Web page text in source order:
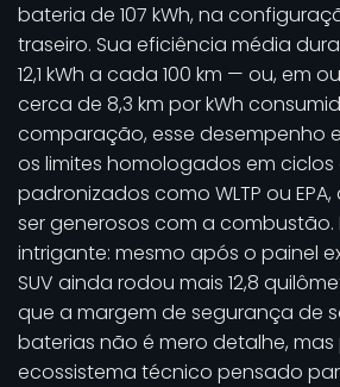
bateria de 107 kWh, na
traseiro. Sua eficiência média
12,1 kWh a cada 100 km — ou, em
cerca de 8,3 km por kWh
comparação, esse desempenho
os limites homologados em ciclos
padronizados como WLTP ou
ser generosos com a combustão.
intrigante: mesmo após o painel
SUV ainda rodou mais 12,8
que a margem de segurança de
baterias não é mero detalhe,
ecossistema técnico pensado